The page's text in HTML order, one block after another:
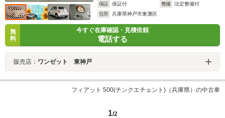
保証
保証付 整備
法定整備付
住所
兵庫県神戸市東灘区
無
料
今すぐ在庫確認・見積依頼
電話する
販売店： ワンゼット 東神戸
フィアット 500(チンクエチェント)（兵庫県）の中古車
1/2